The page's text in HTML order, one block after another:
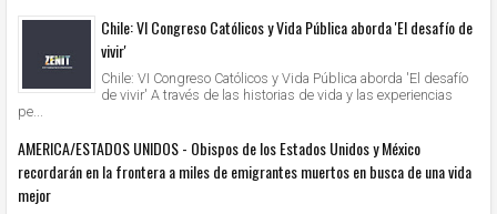
Chile: VI Congreso Católicos y Vida Pública aborda 'El desafío de
vivir'
Chile: VI Congreso Católicos y Vida Pública aborda 'El desafío
de vivir' A través de las historias de vida y las experiencias
pe...
AMERICA/ESTADOS UNIDOS - Obispos de los Estados Unidos y México
recordarán en la frontera a miles de emigrantes muertos en busca de una vida
mejor